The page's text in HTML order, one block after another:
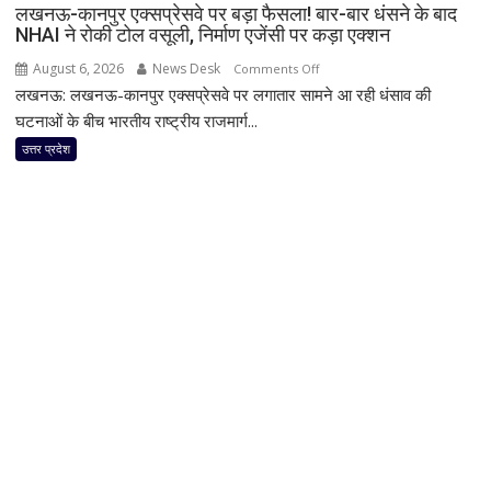
के
बाद
पुलिस
का
लखनऊ-कानपुर एक्सप्रेसवे पर बड़ा फैसला! बार-बार धंसने के बाद
NHAI ने रोकी टोल वसूली, निर्माण एजेंसी पर कड़ा एक्शन
August 6, 2026 News Desk Comments Offon
लखनऊ-
लखनऊ: लखनऊ-कानपुर एक्सप्रेसवे पर लगातार सामने आ रही धंसाव की
घटनाओं के बीच भारतीय राष्ट्रीय राजमार्ग...
उत्तर प्रदेश